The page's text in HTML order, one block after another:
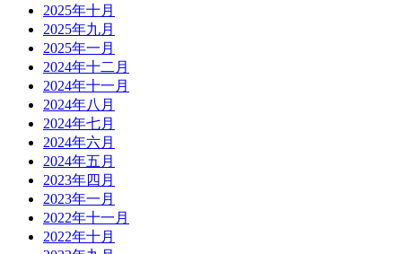
2025年十月
2025年九月
2025年一月
2024年十二月
2024年十一月
2024年八月
2024年七月
2024年六月
2024年五月
2023年四月
2023年一月
2022年十一月
2022年十月